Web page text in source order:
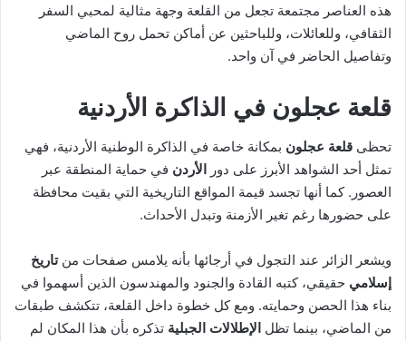
هذه العناصر مجتمعة تجعل من القلعة وجهة مثالية لمحبي السفر
الثقافي، وللعائلات، وللباحثين عن أماكن تحمل روح الماضي
وتفاصيل الحاضر في آن واحد.
قلعة عجلون في الذاكرة الأردنية
تحظى قلعة عجلون بمكانة خاصة في الذاكرة الوطنية الأردنية، فهي
تمثل أحد الشواهد الأبرز على دور الأردن في حماية المنطقة عبر
العصور. كما أنها تجسد قيمة المواقع التاريخية التي بقيت محافظة
على حضورها رغم تغير الأزمنة وتبدل الأحداث.
ويشعر الزائر عند التجول في أرجائها بأنه يلامس صفحات منتاريخ
إسلامي حقيقي، كتبه القادة والجنود والمهندسون الذين أسهموا في
بناء هذا الحصن وحمايته. ومع كل خطوة داخل القلعة، تتكشف طبقات
من الماضي، بينما تظل الإطلالات الجبلية تذكره بأن هذا المكان لم